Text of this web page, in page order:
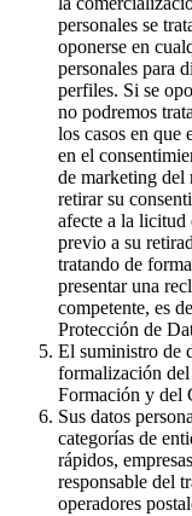
personales se
oponerse en
personales para
perfiles. Si se
no podremos
los casos en que
en el
de marketing del
retirar su
afecte a la licitud
previo a su
tratando de
presentar una
competente, es
Protección de
El suministro de
formalización
Formación y del
Sus datos
categorías de
rápidos,
responsable del
operadores